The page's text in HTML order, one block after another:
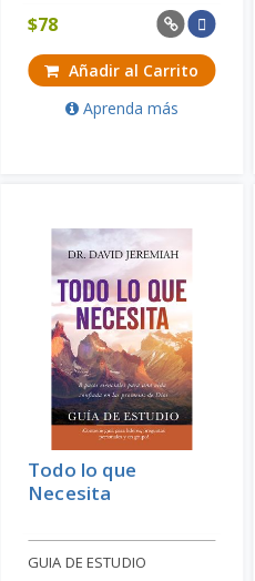
$78
Añadir al Carrito
Aprenda más
Todo lo que
Necesita
GUIA DE ESTUDIO